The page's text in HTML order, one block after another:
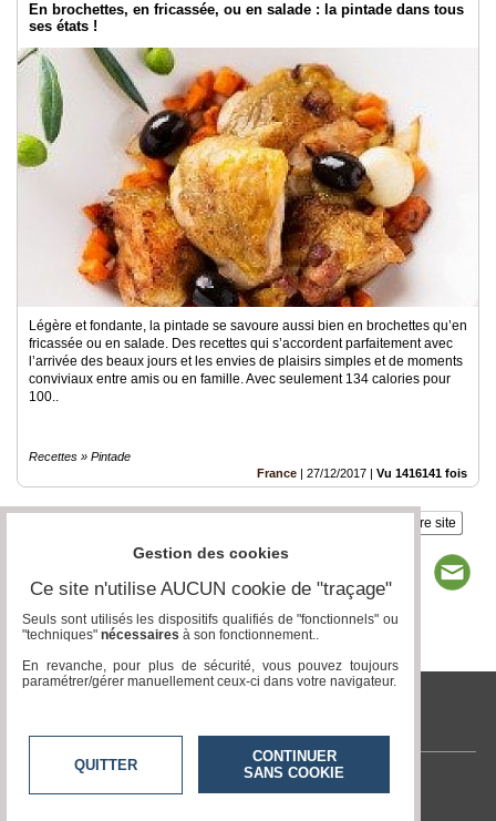
En brochettes, en fricassée, ou en salade : la pintade dans tous
ses états !
Légère et fondante, la pintade se savoure aussi bien en brochettes qu’en
fricassée ou en salade. Des recettes qui s’accordent parfaitement avec
l’arrivée des beaux jours et les envies de plaisirs simples et de moments
conviviaux entre amis ou en famille. Avec seulement 134 calories pour
100..
Recettes » Pintade
France | 27/12/2017 | Vu 1416141 fois
Insérez sur votre site
tvlocale.fr
Contactez-nous
Gestion des cookies
Ce site n'utilise AUCUN cookie de "traçage"
Seuls sont utilisés les dispositifs qualifiés de "fonctionnels" ou
"techniques" nécessaires à son fonctionnement..
En revanche, pour plus de sécurité, vous pouvez toujours
paramétrer/gérer manuellement ceux-ci dans votre navigateur.
QUITTER
CONTINUER
SANS COOKIE